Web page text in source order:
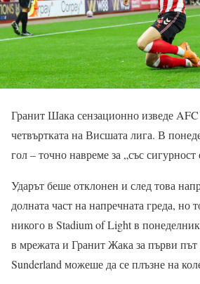
Гранит Шака сензационно изведе
четвъртката на Висшата лига. В
гол – точно навреме за „със
Ударът беше отклонен и след това
долната част на напречната греда, но
никого в Stadium of Light в
в мрежата и Гранит Жака за първи
Sunderland можеше да се плъзне на